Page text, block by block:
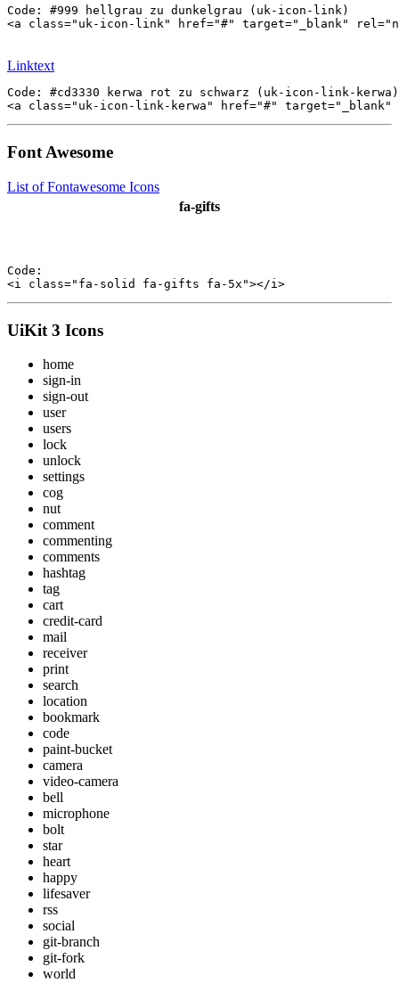
Code: #999 hellgrau zu dunkelgrau (uk-icon-link)
Linktext
Code: #cd3330 kerwa rot zu schwarz (uk-icon-link-kerwa)
Font Awesome
List of Fontawesome Icons
fa-gifts
Code:
UiKit 3 Icons
home
sign-in
sign-out
user
users
lock
unlock
settings
cog
nut
comment
commenting
comments
hashtag
tag
cart
credit-card
mail
receiver
print
search
location
bookmark
code
paint-bucket
camera
video-camera
bell
microphone
bolt
star
heart
happy
lifesaver
rss
social
git-branch
git-fork
world